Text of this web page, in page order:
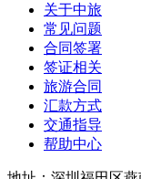
关于中旅
常见问题
合同签署
签证相关
旅游合同
汇款方式
交通指导
帮助中心